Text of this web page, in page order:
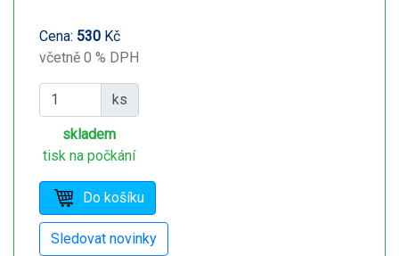
Cena: 530 Kč
včetně 0 % DPH
ks
skladem
tisk na počkání